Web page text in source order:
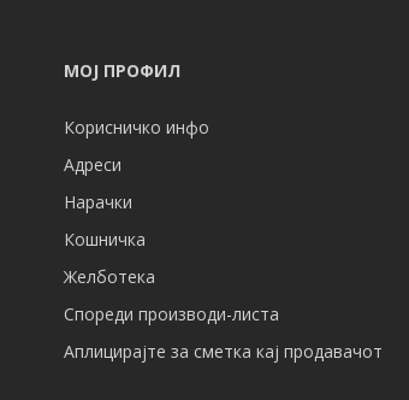
МОЈ ПРОФИЛ
Корисничко инфо
Адреси
Нарачки
Кошничка
Желботека
Спореди производи-листа
Аплицирајте за сметка кај продавачот